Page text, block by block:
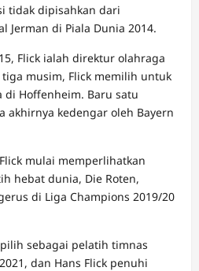
tidak dipisahkan dari
Jerman di Piala Dunia 2014.
Flick ialah direktur olahraga
tiga musim, Flick memilih untuk
Hoffenheim. Baru satu
akhirnya kedengar oleh Bayern
mulai memperlihatkan
hebat dunia, Die Roten,
di Liga Champions 2019/20
sebagai pelatih timnas
dan Hans Flick penuhi